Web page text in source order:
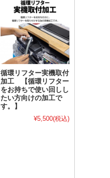
循環リフター実機取付
加工 【循環リフター
をお持ちで使い回しし
たい方向けの加工で
す。】
¥5,500(税込)